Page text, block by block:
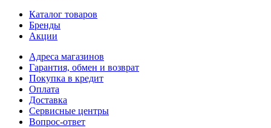
Каталог товаров
Бренды
Акции
Адреса магазинов
Гарантия, обмен и возврат
Покупка в кредит
Оплата
Доставка
Сервисные центры
Вопрос-ответ